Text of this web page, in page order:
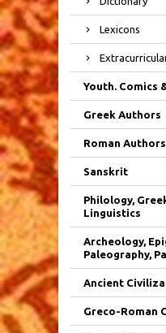
Lexicons
Youth. Comics
Greek Authors
Roman Authors
Sanskrit
Philology,
Linguistics
Archeology,
Paleography,
Ancient
Greco-Roman